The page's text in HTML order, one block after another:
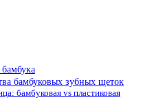
бамбуковых зубных щеток
бамбуковая vs пластиковая